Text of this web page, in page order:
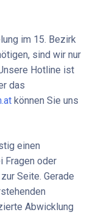
im 15. Bezirk
sind wir nur
Hotline ist
das
können Sie uns
einen
Fragen oder
Seite. Gerade
Abwicklung